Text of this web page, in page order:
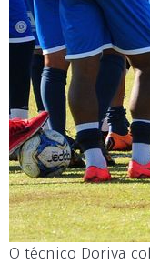
O técnico Doriva